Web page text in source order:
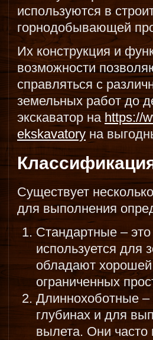
используются в
горнодобывающей
Их конструкция и
возможности
справляться с
земельных работ до
экскаватор на https://
ekskavatory на
Существует
для выполнения
Стандартные –
используется для
обладают хорошей
ограниченных
Длиннохоботные –
глубинах и для
вылета. Они